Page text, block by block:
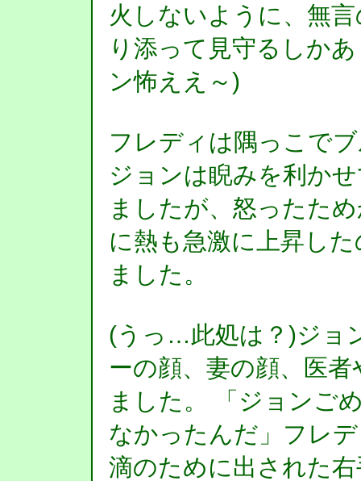
火しないように、無
り添って見守るしか
ン怖ええ～)
フレディは隅っこで
ジョンは睨みを利か
ましたが、怒ったた
に熱も急激に上昇し
ました。
(うっ…此処は？)ジョ
ーの顔、妻の顔、医
ました。 「ジョンご
なかったんだ」フレ
滴のために出された